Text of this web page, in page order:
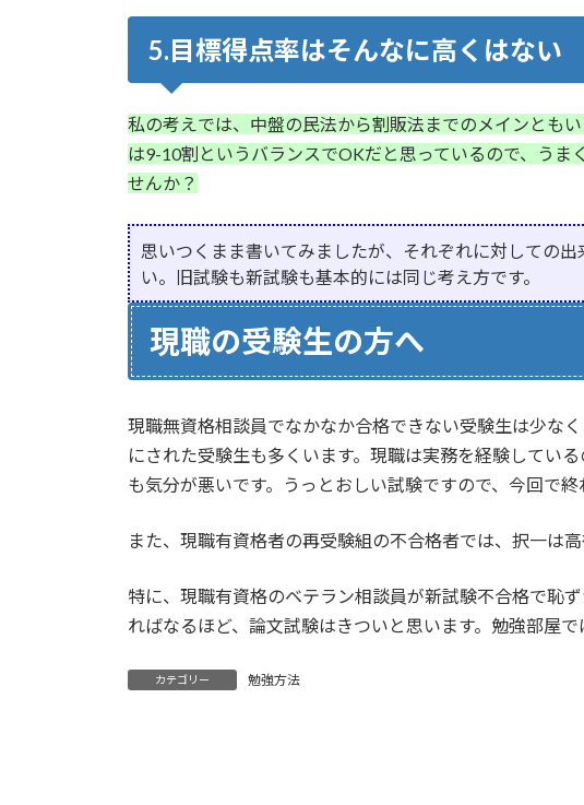
5.目標得点率はそんなに高くはない
私の考えでは、中盤の民法から割販法までのメインとも
は9-10割というバランスでOKだと思っているので、う
せんか？
思いつくまま書いてみましたが、それぞれに対しての
い。旧試験も新試験も基本的には同じ考え方です。
現職の受験生の方へ
現職無資格相談員でなかなか合格できない受験生は少な
にされた受験生も多くいます。現職は実務を経験してい
も気分が悪いです。うっとおしい試験ですので、今回で終
また、現職有資格者の再受験組の不合格者では、択一は
特に、現職有資格のベテラン相談員が新試験不合格で恥
ればなるほど、論文試験はきついと思います。勉強部屋
カテゴリー 勉強方法